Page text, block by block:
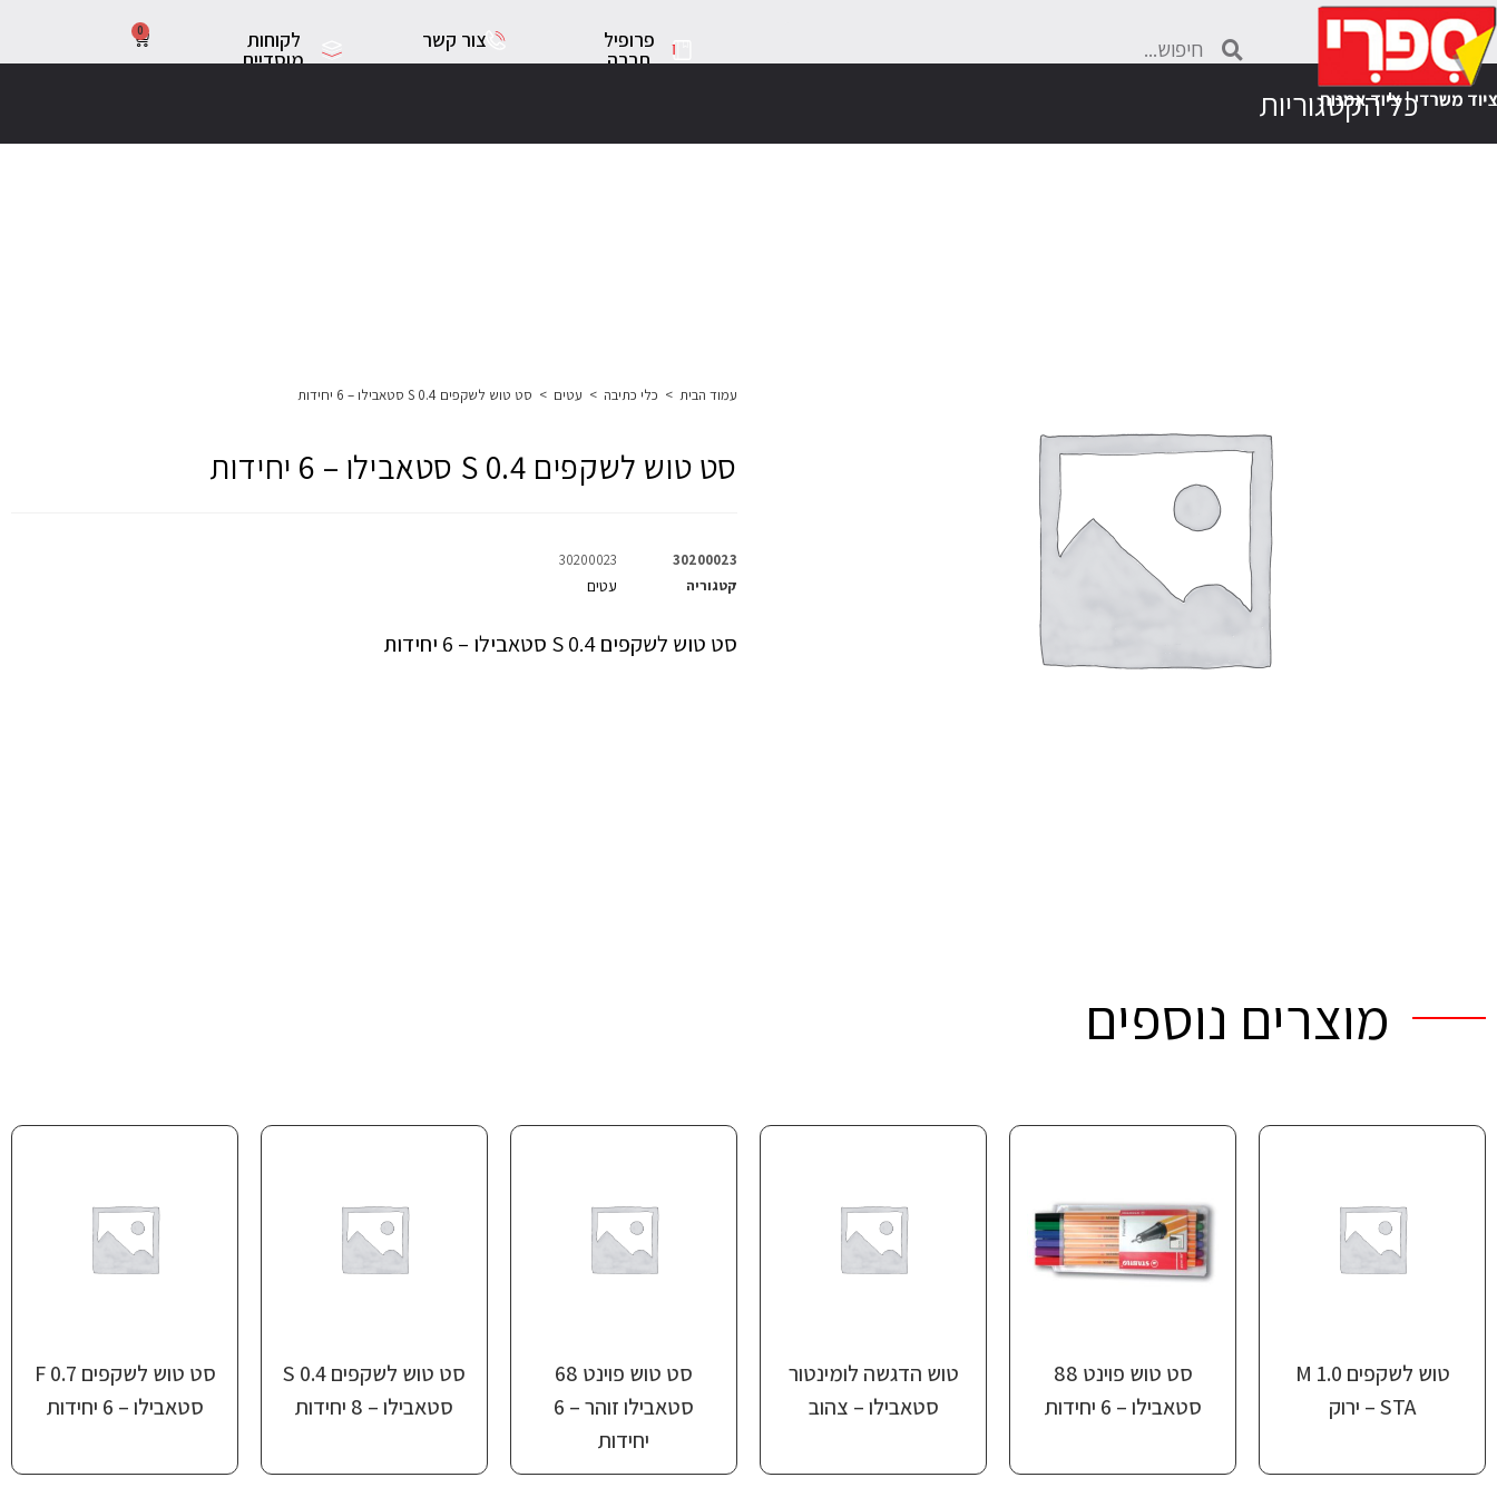
פרופיל
חברה
צור קשר לקוחות
מוסדיים
0
כל הקטגוריות
עמוד הבית > כלי כתיבה > עטים > סט טוש לשקפים 0.4 S סטאבילו – 6 יחידות
סט טוש לשקפים 0.4 S סטאבילו – 6 יחידות
30200023
30200023
קטגוריה
עטים
סט טוש לשקפים 0.4 S סטאבילו – 6 יחידות
מוצרים נוספים
טוש לשקפים M 1.0
STA – ירוק
סט טוש פוינט 88
סטאבילו – 6 יחידות
טוש הדגשה לומינטור
סט טוש פוינט 68
סטאבילו זוהר – 6
יחידות
סט טוש לשקפים S 0.4
סטאבילו – 8 יחידות
סט טוש לשקפים F 0.7
סטאבילו – 6 יחידות